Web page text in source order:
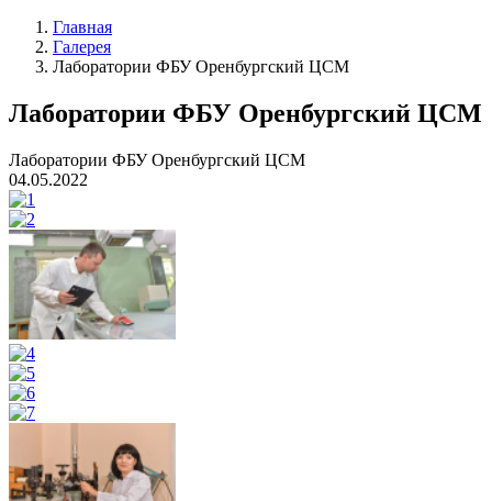
Главная
Галерея
Лаборатории ФБУ Оренбургский ЦСМ
Лаборатории ФБУ Оренбургский ЦСМ
Лаборатории ФБУ Оренбургский ЦСМ
04.05.2022